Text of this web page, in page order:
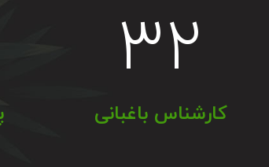
۳۲
کارشناس باغبانی